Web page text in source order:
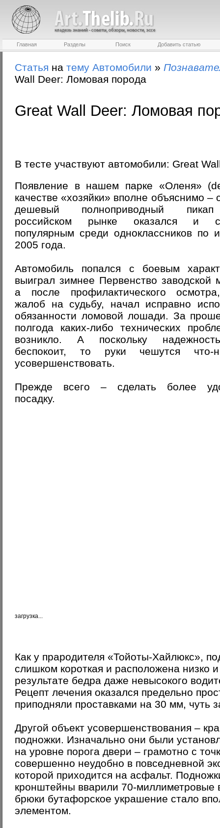
Главная Разделы Поиск Добавить статью
Статья на тему Автомобили »
Wall Deer: Ломовая порода
Great Wall Deer: Ломовая
В тесте участвуют автомобили: Great
Появление в нашем парке «Оленя»
качестве «хозяйки» вполне объяснимо –
дешевый полноприводный
российском рынке оказался и
популярным среди одноклассников по
2005 года.
Автомобиль попался с боевым
выиграл зимнее Первенство заводской
а после профилактического
жалоб на судьбу, начал исправно
обязанности ломовой лошади. За
полгода каких-либо технических
возникло. А поскольку
беспокоит, то руки чешутся что-
усовершенствовать.
Прежде всего – сделать более
посадку.
загрузка...
Как у прародителя «Тойоты-Хайлюкс»,
слишком короткая и расположена низко
результате бедра даже невысокого
Рецепт лечения оказался предельно
приподняли проставками на 30 мм, чуть
Другой объект усовершенствования –
подножки. Изначально они были
на уровне порога двери – грамотно с
совершенно неудобно в повседневной
которой приходится на асфальт.
кронштейны вварили 70-миллиметровые
брюки бутафорское украшение стало
элементом.